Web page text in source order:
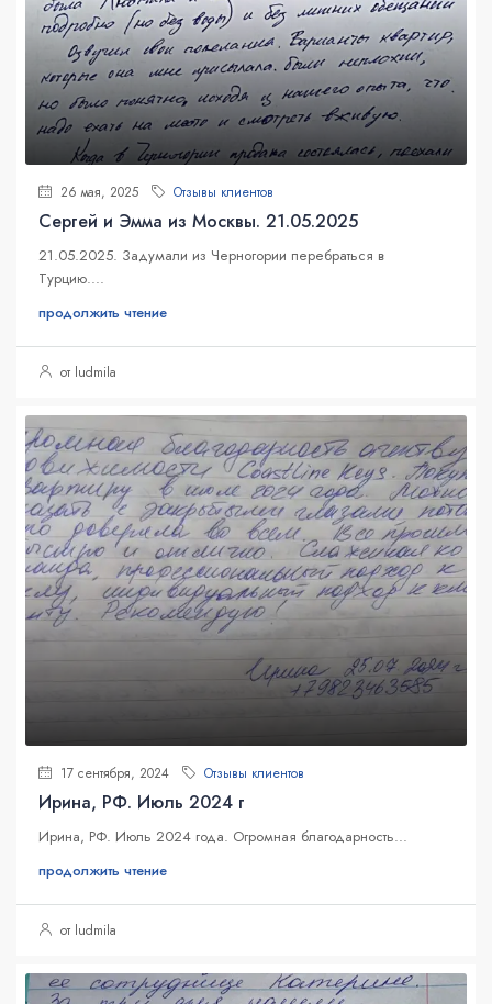
26 мая, 2025 Отзывы клиентов
Сергей и Эмма из Москвы. 21.05.2025
21.05.2025. Задумали из Черногории перебраться в
Турцию....
продолжить чтение
от ludmila
17 сентября, 2024 Отзывы клиентов
Ирина, РФ. Июль 2024 г
Ирина, РФ. Июль 2024 года. Огромная благодарность...
продолжить чтение
от ludmila